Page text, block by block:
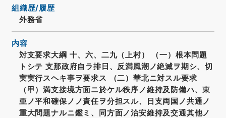
組織歴/履歴
外務省
内容
対支要求大綱 十、六、二九（上村） （一）根本問題
トシテ 支那政府自ラ排日、反満風潮ノ絶滅ヲ期シ、切
実実行スヘキ事ヲ要求ス （二）華北ニ対スル要求
（甲）満支接境方面ニ於ケル秩序ノ維持及防備ハ、東
亜ノ平和確保ノノ責任ヲ分担スル、日支両国ノ共通ノ
重大問題ナルニ鑑ミ、同方面ノ治安維持及交通其他ノ